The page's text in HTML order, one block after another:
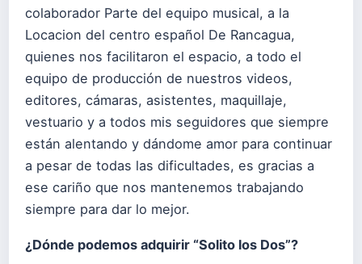
colaborador Parte del equipo musical, a la
Locacion del centro español De Rancagua,
quienes nos facilitaron el espacio, a todo el
equipo de producción de nuestros videos,
editores, cámaras, asistentes, maquillaje,
vestuario y a todos mis seguidores que siempre
están alentando y dándome amor para continuar
a pesar de todas las dificultades, es gracias a
ese cariño que nos mantenemos trabajando
siempre para dar lo mejor.
¿Dónde podemos adquirir “Solito los Dos”?